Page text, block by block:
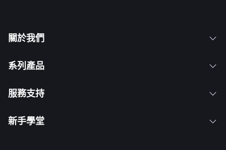
關於我們
系列產品
服務支持
新手學堂